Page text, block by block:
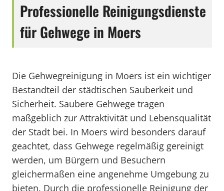
Professionelle Reinigungsdienste
für Gehwege in Moers
Die Gehwegreinigung in Moers ist ein wichtiger
Bestandteil der städtischen Sauberkeit und
Sicherheit. Saubere Gehwege tragen
maßgeblich zur Attraktivität und Lebensqualität
der Stadt bei. In Moers wird besonders darauf
geachtet, dass Gehwege regelmäßig gereinigt
werden, um Bürgern und Besuchern
gleichermaßen eine angenehme Umgebung zu
bieten. Durch die professionelle Reinigung der